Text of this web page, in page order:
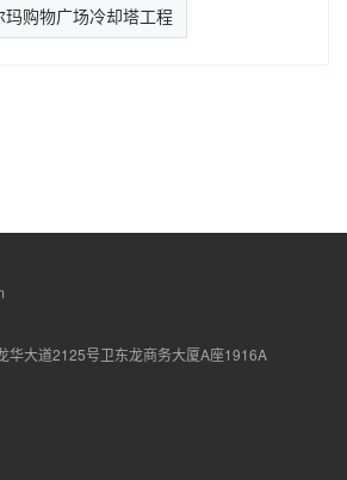
玛购物广场冷却塔工程
华大道2125号卫东龙商务大厦A座1916A